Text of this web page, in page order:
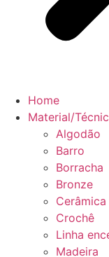
Home
Material/
Algodão
Barro
Borracha
Bronze
Cerâmica
Crochê
Linha
Madeira